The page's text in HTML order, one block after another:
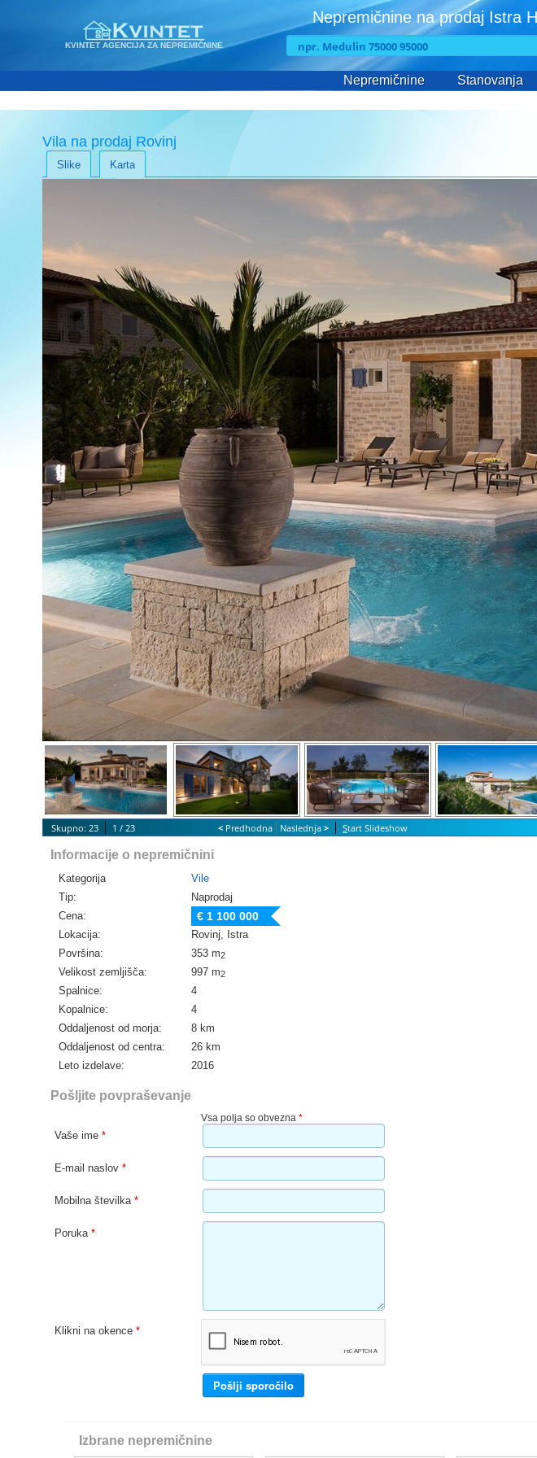
KVINTET AGENCIJA ZA NEPREMIČNINE
Nepremičnine na prodaj Istra
Nepremičnine Stanovanja
Vila na prodaj Rovinj
Slike Karta
Skupno: 23 1 / 23 < Predhodna Naslednja > Start Slideshow
Informacije o nepremičnini
Kategorija
Vile
Tip:
Naprodaj
Cena:
€ 1 100 000
Lokacija:
Rovinj, Istra
Površina:
353 m2
Velikost zemljišča: 997 m2
Spalnice:
4
Kopalnice:
4
Oddaljenost od morja:
8 km
Oddaljenost od centra:
26 km
Leto izdelave:
2016
Pošljite povpraševanje
Vsa polja so obvezna *
Vaše ime *
E-mail naslov *
Mobilna številka *
Poruka *
Klikni na okence *
Izbrane nepremičnine